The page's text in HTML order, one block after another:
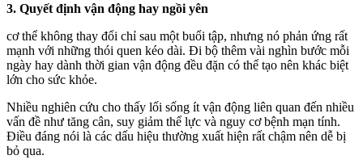
3. Quyết định vận động hay ngồi yên
c‌ơ th‌ể không thay đổi chỉ sau một buổi tập, nhưng nó phản ứng rất
mạnh với những thói quen kéo dài. Đi bộ thêm vài nghìn bước mỗi
ngày hay dành thời gian vận động đều đặn có thể tạo nên khác biệt
lớn cho sức khỏe.
Nhiều nghiên cứu cho thấy lối sống ít vận động liên quan đến nhiều
vấn đề như tăng cân, suy giảm thể lực và nguy cơ bệnh mạn tính.
Điều đáng nói là các dấu hiệu thường xuất hiện rất chậm nên dễ bị
bỏ qua.